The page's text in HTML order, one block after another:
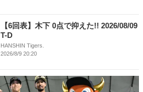
【6回表】木下 0点で抑えた!! 2026/08/09
T-D
HANSHIN Tigers.
2026/8/9 20:20